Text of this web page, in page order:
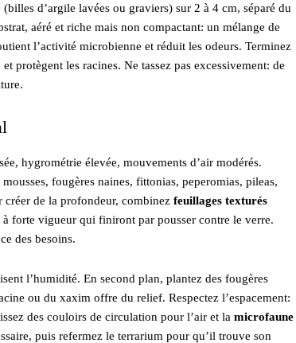
d’argile lavées ou graviers) sur 2 à 4 cm, séparé du
aéré et riche mais non compactant: un mélange de
l’activité microbienne et réduit les odeurs. Terminez
protègent les racines. Ne tassez pas excessivement: de
hygrométrie élevée, mouvements d’air modérés.
fougères naines, fittonias, peperomias, pileas,
créer de la profondeur, combinez feuillages texturés
forte vigueur qui finiront par pousser contre le verre.
des besoins.
l’humidité. En second plan, plantez des fougères
ou du xaxim offre du relief. Respectez l’espacement:
des couloirs de circulation pour l’air et la microfaune
puis refermez le terrarium pour qu’il trouve son